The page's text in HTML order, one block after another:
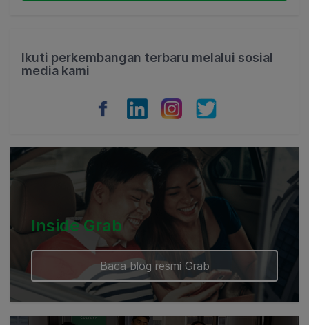
Cambodia
Ikuti perkembangan terbaru melalui sosial
media kami
Inside Grab
Baca blog resmi Grab